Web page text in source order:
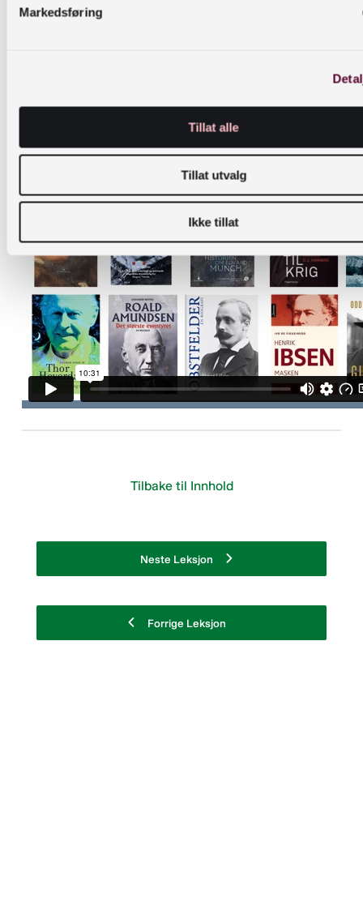
Markedsføring
Tillat alle
Tillat utvalg
Ikke tillat
Tendens 8: Populærvitenskapelige bøker.
Tendens 9: Biografien. Tendens 10: Grafisk
sakprosa.
Forrige Leksjon
Tilbake til Innhold
Neste Leksjon